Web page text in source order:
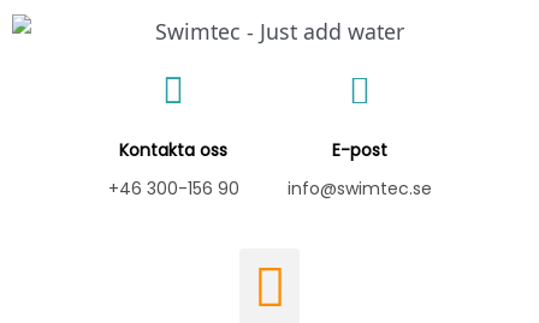
Hoppa
Kontakta oss
+46 300-156 90
E-post
info@swimtec.se